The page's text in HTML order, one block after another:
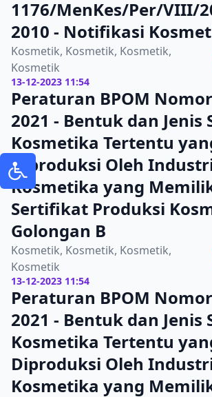
1176/MenKes/Per/VIII/
2010 - Notifikasi
Kosmetik, Kosmetik, Kosmetik,
Kosmetik
13-12-2023 11:54
Peraturan BPOM
2021 - Bentuk dan Jenis
Kosmetika Tertentu
Diproduksi Oleh
Kosmetika yang
Sertifikat Produksi
Golongan B
Kosmetik, Kosmetik, Kosmetik,
Kosmetik
13-12-2023 11:54
Peraturan BPOM
2021 - Bentuk dan Jenis
Kosmetika Tertentu
Diproduksi Oleh
Kosmetika yang